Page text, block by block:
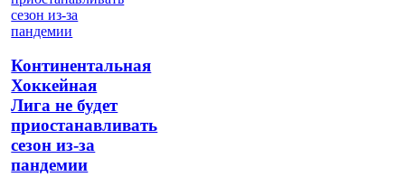
Континентальная
Хоккейная
Лига не будет
приостанавливать
сезон из-за
пандемии